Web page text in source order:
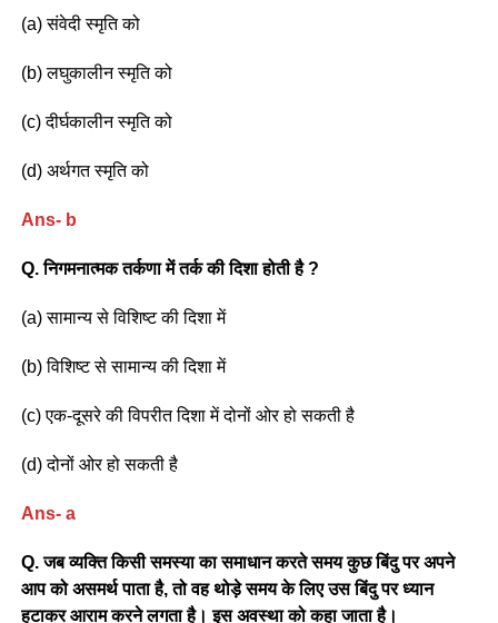
(a) संवेदी स्मृति को
(b) लघुकालीन स्मृति को
(c) दीर्घकालीन स्मृति को
(d) अर्थगत स्मृति को
Ans- b
Q. निगमनात्मक तर्कणा में तर्क की दिशा होती है ?
(a) सामान्य से विशिष्ट की दिशा में
(b) विशिष्ट से सामान्य की दिशा में
(c) एक-दूसरे की विपरीत दिशा में दोनों ओर हो सकती है
(d) दोनों ओर हो सकती है
Ans- a
Q. जब व्यक्ति किसी समस्या का समाधान करते समय कुछ बिंदु पर अपने
आप को असमर्थ पाता है, तो वह थोड़े समय के लिए उस बिंदु पर ध्यान
हटाकर आराम करने लगता है। इस अवस्था को कहा जाता है।